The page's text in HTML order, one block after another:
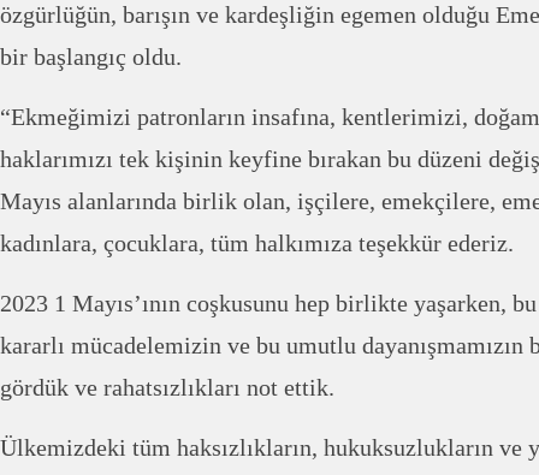
özgürlüğün, barışın ve kardeşliğin egemen olduğu
bir başlangıç oldu.
“Ekmeğimizi patronların insafına, kentlerimizi,
haklarımızı tek kişinin keyfine bırakan bu düzeni
Mayıs alanlarında birlik olan, işçilere, emekçilere,
kadınlara, çocuklara, tüm halkımıza teşekkür ederiz.
2023 1 Mayıs’ının coşkusunu hep birlikte yaşarken,
kararlı mücadelemizin ve bu umutlu
gördük ve rahatsızlıkları not ettik.
Ülkemizdeki tüm haksızlıkların, hukuksuzlukların ve